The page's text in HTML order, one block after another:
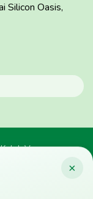
×
Silicon Oasis,
Ver